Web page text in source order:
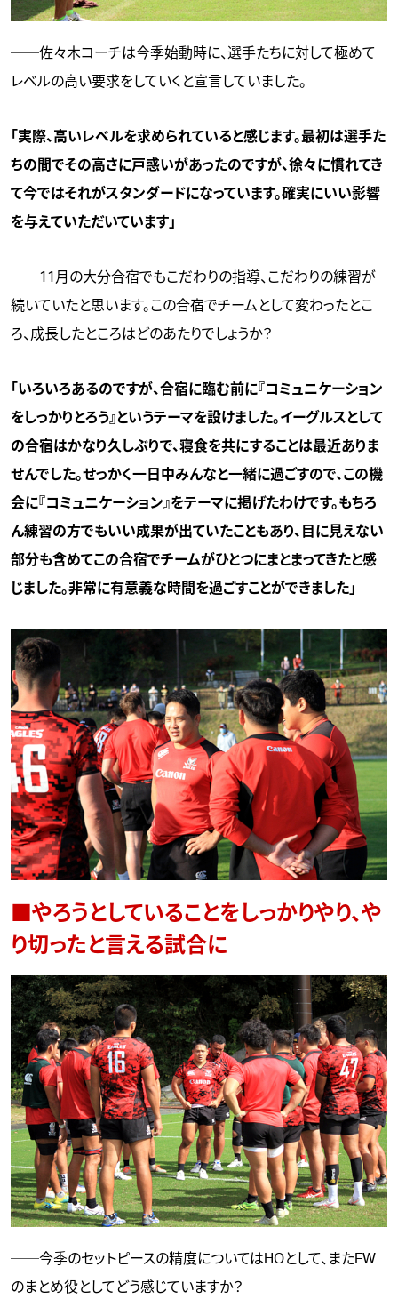
──佐々木コーチは今季始動時に、選手たちに対して極めて
レベルの高い要求をしていくと宣言していました。
「実際、高いレベルを求められていると感じます。最初は選手た
ちの間でその高さに戸惑いがあったのですが、徐々に慣れてき
て今ではそれがスタンダードになっています。確実にいい影響
を与えていただいています」
──11月の大分合宿でもこだわりの指導、こだわりの練習が
続いていたと思います。この合宿でチームとして変わったとこ
ろ、成長したところはどのあたりでしょうか？
「いろいろあるのですが、合宿に臨む前に『コミュニケーション
をしっかりとろう』というテーマを設けました。イーグルスとして
の合宿はかなり久しぶりで、寝食を共にすることは最近ありま
せんでした。せっかく一日中みんなと一緒に過ごすので、この機
会に『コミュニケーション』をテーマに掲げたわけです。もちろ
ん練習の方でもいい成果が出ていたこともあり、目に見えない
部分も含めてこの合宿でチームがひとつにまとまってきたと感
じました。非常に有意義な時間を過ごすことができました」
■やろうとしていることをしっかりやり、や
り切ったと言える試合に
──今季のセットピースの精度についてはHOとして、またFW
のまとめ役としてどう感じていますか？